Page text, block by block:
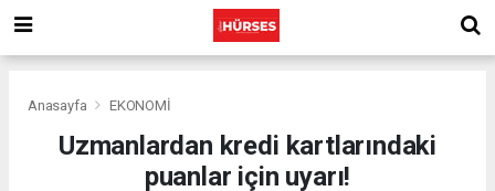
Anasayfa EKONOMİ
Uzmanlardan kredi kartlarındaki
puanlar için uyarı!